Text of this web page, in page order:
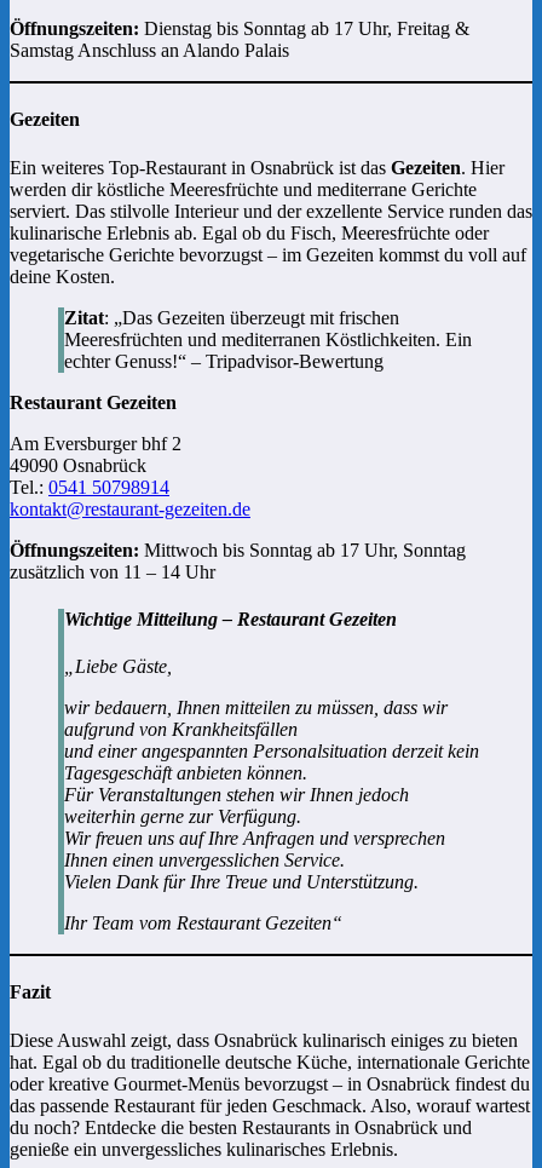
Öffnungszeiten: Dienstag bis Sonntag ab 17 Uhr, Freitag &
Samstag Anschluss an Alando Palais
Gezeiten
Ein weiteres Top-Restaurant in Osnabrück ist das Gezeiten. Hier
werden dir köstliche Meeresfrüchte und mediterrane Gerichte
serviert. Das stilvolle Interieur und der exzellente Service runden das
kulinarische Erlebnis ab. Egal ob du Fisch, Meeresfrüchte oder
vegetarische Gerichte bevorzugst – im Gezeiten kommst du voll auf
deine Kosten.
Zitat: „Das Gezeiten überzeugt mit frischen
Meeresfrüchten und mediterranen Köstlichkeiten. Ein
echter Genuss!“ – Tripadvisor-Bewertung
Restaurant Gezeiten
Am Eversburger bhf 2
49090 Osnabrück
Tel.: 0541 50798914
kontakt@restaurant-gezeiten.de
Öffnungszeiten: Mittwoch bis Sonntag ab 17 Uhr, Sonntag
zusätzlich von 11 – 14 Uhr
Wichtige Mitteilung – Restaurant Gezeiten
„Liebe Gäste,
wir bedauern, Ihnen mitteilen zu müssen, dass wir
aufgrund von Krankheitsfällen
und einer angespannten Personalsituation derzeit kein
Tagesgeschäft anbieten können.
Für Veranstaltungen stehen wir Ihnen jedoch
weiterhin gerne zur Verfügung.
Wir freuen uns auf Ihre Anfragen und versprechen
Ihnen einen unvergesslichen Service.
Vielen Dank für Ihre Treue und Unterstützung.
Ihr Team vom Restaurant Gezeiten“
Fazit
Diese Auswahl zeigt, dass Osnabrück kulinarisch einiges zu bieten
hat. Egal ob du traditionelle deutsche Küche, internationale Gerichte
oder kreative Gourmet-Menüs bevorzugst – in Osnabrück findest du
das passende Restaurant für jeden Geschmack. Also, worauf wartest
du noch? Entdecke die besten Restaurants in Osnabrück und
genieße ein unvergessliches kulinarisches Erlebnis.